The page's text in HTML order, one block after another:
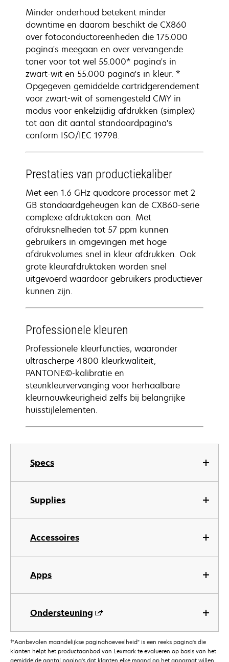
Specs
Supplies
Accessoires
Apps
Ondersteuning
Minder onderhoud betekent minder
downtime en daarom beschikt de CX860
over fotoconductoreenheden die 175.000
pagina's meegaan en over vervangende
toner voor tot wel 55.000* pagina's in
zwart-wit en 55.000 pagina's in kleur. *
Opgegeven gemiddelde cartridgerendement
voor zwart-wit of samengesteld CMY in
modus voor enkelzijdig afdrukken (simplex)
tot aan dit aantal standaardpagina's
conform ISO/IEC 19798.
Prestaties van productiekaliber
Met een 1.6 GHz quadcore processor met 2
GB standaardgeheugen kan de CX860-serie
complexe afdruktaken aan. Met
afdruksnelheden tot 57 ppm kunnen
gebruikers in omgevingen met hoge
afdrukvolumes snel in kleur afdrukken. Ook
grote kleurafdruktaken worden snel
uitgevoerd waardoor gebruikers productiever
kunnen zijn.
Professionele kleuren
Professionele kleurfuncties, waaronder
ultrascherpe 4800 kleurkwaliteit,
PANTONE©-kalibratie en
steunkleurvervanging voor herhaalbare
kleurnauwkeurigheid zelfs bij belangrijke
huisstijlelementen.
†"Aanbevolen maandelijkse paginahoeveelheid" is een reeks pagina's die
klanten helpt het productaanbod van Lexmark te evalueren op basis van het
gemiddelde aantal pagina's dat klanten elke maand op het apparaat willen